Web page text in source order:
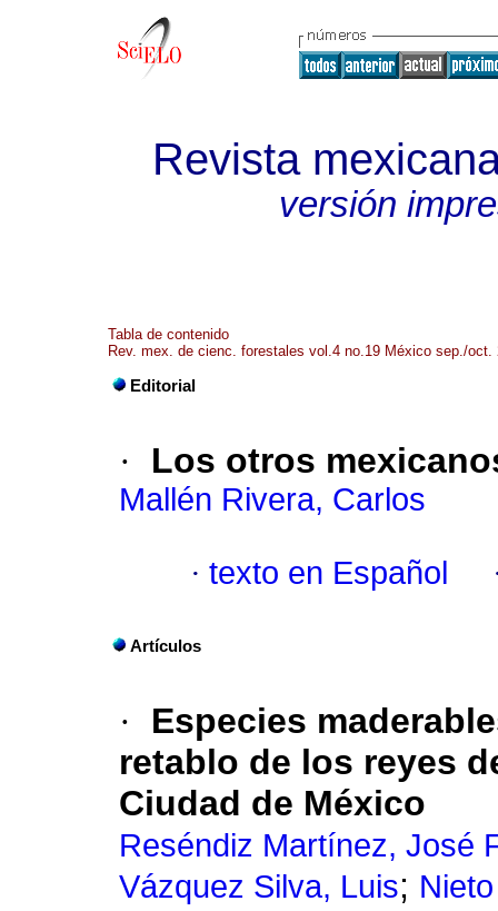
Revista
versión
Tabla de contenido
Rev. mex. de cienc. forestales vol.4 no.19 México sep./oct.
Editorial
· Los otros
Mallén Rivera, Carlos
· texto en Español
Artículos
·
Especies
retablo de los reyes
Ciudad de México
Reséndiz Martínez, José
Vázquez Silva, Luis;